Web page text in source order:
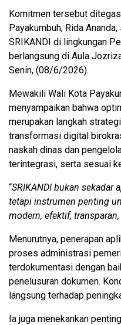
Komitmen tersebut
Payakumbuh, Rida
SRIKANDI di lingkungan
berlangsung di Aula
Senin, (08/6/2026).
Mewakili Wali Kota
menyampaikan bahwa
merupakan langkah
transformasi digital
naskah dinas dan
terintegrasi, serta sesuai
“SRIKANDI bukan sekadar
tetapi instrumen penting
modern, efektif,
Menurutnya, penerapan
proses administrasi
terdokumentasi dengan
penelusuran dokumen.
langsung terhadap
Ia juga menekankan